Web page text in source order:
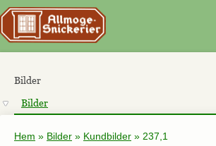
Bilder
Bilder
Hem » Bilder » Kundbilder » 237,1